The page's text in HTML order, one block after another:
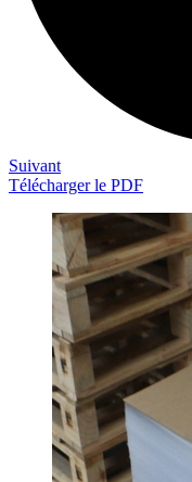
Suivant
Télécharger le PDF